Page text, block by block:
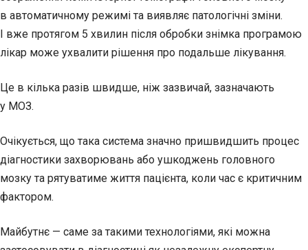
в автоматичному режимі та виявляє патологічні зміни.
І вже протягом 5 хвилин після обробки знімка програмою
лікар може ухвалити рішення про подальше лікування.
Це в кілька разів швидше, ніж зазвичай, зазначають
у МОЗ.
Очікується, що така система значно пришвидшить процес
діагностики захворювань або ушкоджень головного
мозку та рятуватиме життя пацієнта, коли час є критичним
фактором.
Майбутнє — саме за такими технологіями, які можна